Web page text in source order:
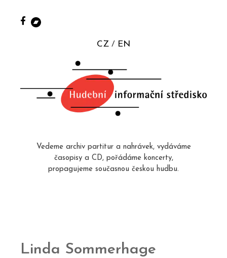
CZ EN
Vedeme archiv partitur a nahrávek, vydáváme
časopisy a CD, pořádáme koncerty,
propagujeme současnou českou hudbu.
Linda Sommerhage